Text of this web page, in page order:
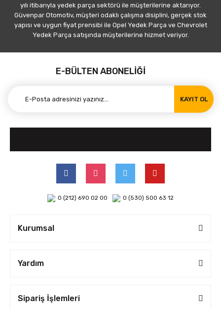
yılı itibarıyla yedek parça sektörü ile müşterilerine aktarıyor.
Güvenpar Otomotiv, müşteri odaklı çalışma disiplini, gerçek stok
yapısı ve uygun fiyat prensibi ile Opel Yedek Parça ve Chevrolet
Yedek Parça satışında müşterilerine hizmet veriyor.
E-BÜLTEN ABONELİĞİ
KAYIT OL
0 (212) 690 02 00 0 (530) 500 63 12
Kurumsal
Yardım
Sipariş İşlemleri